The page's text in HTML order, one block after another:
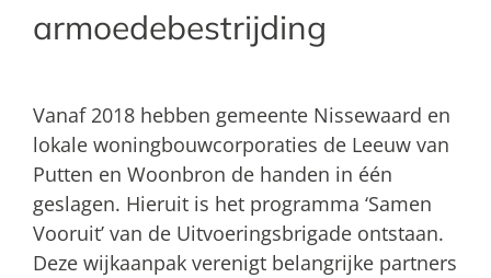
armoedebestrijding
Vanaf 2018 hebben gemeente Nissewaard en
lokale woningbouwcorporaties de Leeuw van
Putten en Woonbron de handen in één
geslagen. Hieruit is het programma ‘Samen
Vooruit’ van de Uitvoeringsbrigade ontstaan.
Deze wijkaanpak verenigt belangrijke partners